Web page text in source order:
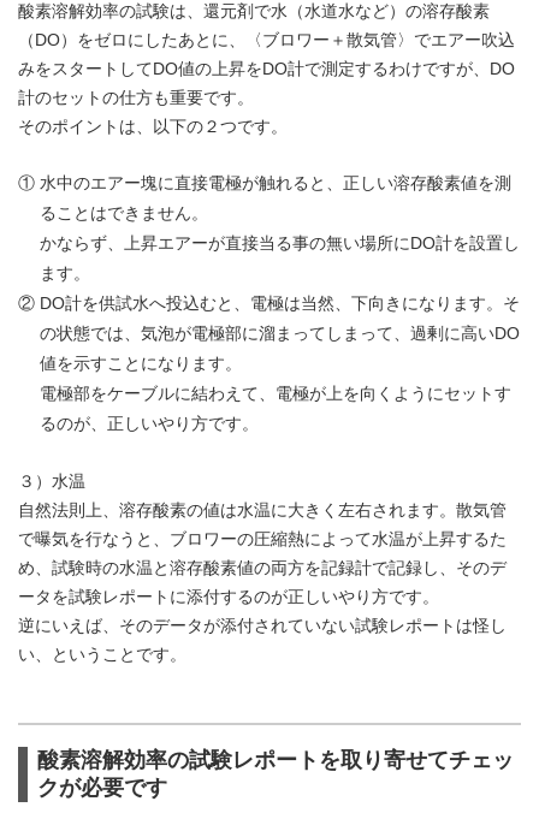
酸素溶解効率の試験は、還元剤で水（水道水など）の溶存酸素
（DO）をゼロにしたあとに、〈ブロワー＋散気管〉でエアー吹込
みをスタートしてDO値の上昇をDO計で測定するわけですが、DO
計のセットの仕方も重要です。
そのポイントは、以下の２つです。
① 水中のエアー塊に直接電極が触れると、正しい溶存酸素値を測
ることはできません。
かならず、上昇エアーが直接当る事の無い場所にDO計を設置し
ます。
② DO計を供試水へ投込むと、電極は当然、下向きになります。そ
の状態では、気泡が電極部に溜まってしまって、 過剰に高いDO
値を示すことになります。
電極部をケーブルに結わえて、電極が上を向くようにセットす
るのが、正しいやり方です。
３）水温
自然法則上、溶存酸素の値は水温に大きく左右されます。散気管
で曝気を行なうと、ブロワーの圧縮熱によって水温が上昇するた
め、試験時の水温と溶存酸素値の両方を記録計で記録し、そのデ
ータを試験レポートに添付するのが正しいやり方です。
逆にいえば、そのデータが添付されていない試験レポートは怪し
い、ということです。
酸素溶解効率の試験レポートを取り寄せてチェッ
クが必要です